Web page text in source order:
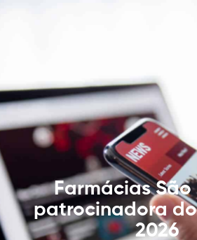
Farmácias
patrocinadora
2026